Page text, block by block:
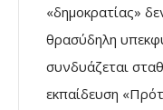
«δημοκρατίας»
θρασύδηλη
συνδυάζεται
εκπαίδευση